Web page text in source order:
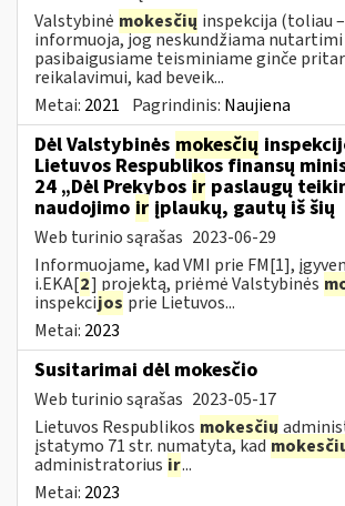
Valstybinė mokesčių inspekcija (toliau
informuoja, jog neskundžiama nutartimi
pasibaigusiame teisminiame ginče
reikalavimui, kad beveik...
Metai: 2021 Pagrindinis: Naujiena
Dėl Valstybinės mokesčių
Lietuvos Respublikos finansų
24 „Dėl Prekybos ir paslaugų
naudojimo ir įplaukų, gautų iš šių
Web turinio sąrašas 2023-06-29
Informuojame, kad VMI prie FM[1],
i.EKA[2] projektą, priėmė Valstybinės
inspekcijos prie Lietuvos...
Metai: 2023
Susitarimai dėl mokesčio
Web turinio sąrašas 2023-05-17
Lietuvos Respublikos mokesčių
įstatymo 71 str. numatyta, kad
administratorius ir...
Metai: 2023